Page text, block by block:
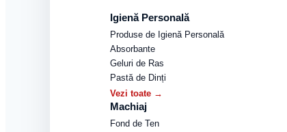
Igienă Personală
Produse de Igienă Personală
Absorbante
Geluri de Ras
Pastă de Dinți
Vezi toate →
Machiaj
Fond de Ten